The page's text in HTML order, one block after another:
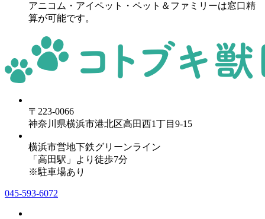
アニコム・アイペット・ペット＆ファミリーは窓口精
算が可能です。
〒223-0066
神奈川県横浜市港北区高田西1丁目9-15
横浜市営地下鉄グリーンライン
「高田駅」より徒歩7分
※駐車場あり
045-593-6072